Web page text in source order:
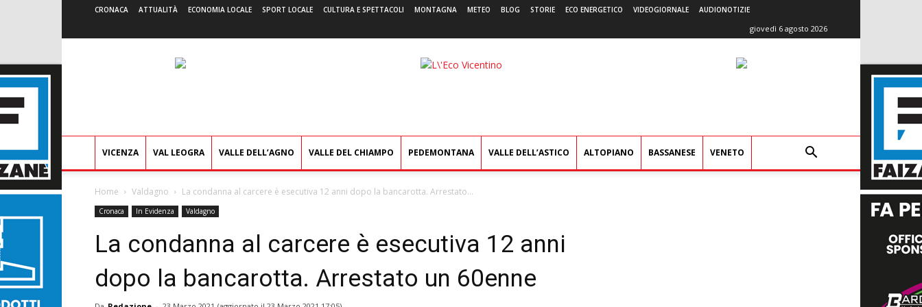
CRONACA ATTUALITÀ ECONOMIA LOCALE SPORT LOCALE CULTURA E SPETTACOLI MONTAGNA METEO BLOG STORIE ECO ENERGETICO VIDEOGIORNALE AUDIONOTIZIE
giovedì 6 agosto 2026
L'Eco
VICENZA VAL LEOGRA VALLE DELL’AGNO VALLE DEL CHIAMPO PEDEMONTANA VALLE DELL’ASTICO ALTOPIANO BASSANESE VENETO
Home Valdagno La condanna al carcere è esecutiva 12 anni dopo la bancarotta. Arrestato...
Cronaca In Evidenza Valdagno
La condanna al carcere è esecutiva 12 anni
dopo la bancarotta. Arrestato un 60enne